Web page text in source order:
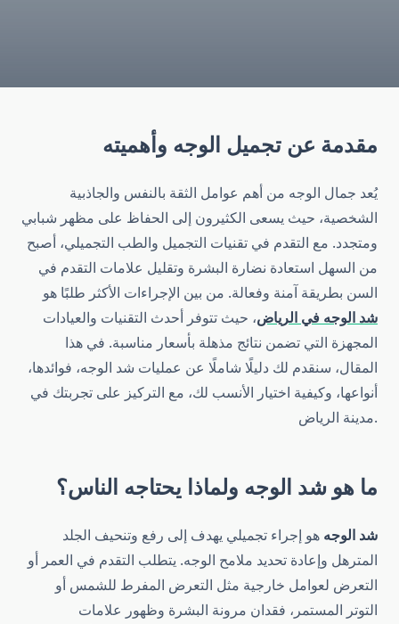
مقدمة عن تجميل الوجه وأهميته
يُعد جمال الوجه من أهم عوامل الثقة بالنفس والجاذبية
الشخصية، حيث يسعى الكثيرون إلى الحفاظ على مظهر شبابي
ومتجدد. مع التقدم في تقنيات التجميل والطب التجميلي، أصبح
من السهل استعادة نضارة البشرة وتقليل علامات التقدم في
السن بطريقة آمنة وفعالة. من بين الإجراءات الأكثر طلبًا هو
شد الوجه في الرياض، حيث تتوفر أحدث التقنيات والعيادات
المجهزة التي تضمن نتائج مذهلة بأسعار مناسبة. في هذا
المقال، سنقدم لك دليلًا شاملًا عن عمليات شد الوجه، فوائدها،
أنواعها، وكيفية اختيار الأنسب لك، مع التركيز على تجربتك في
مدينة الرياض.
ما هو شد الوجه ولماذا يحتاجه الناس؟
شد الوجه هو إجراء تجميلي يهدف إلى رفع وتنحيف الجلد
المترهل وإعادة تحديد ملامح الوجه. يتطلب التقدم في العمر أو
التعرض لعوامل خارجية مثل التعرض المفرط للشمس أو
التوتر المستمر، فقدان مرونة البشرة وظهور علامات